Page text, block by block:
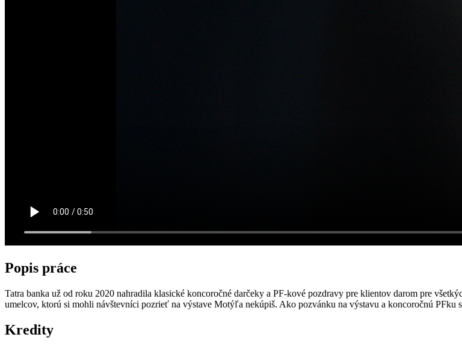
Popis práce
Tatra banka už od roku 2020 nahradila klasické koncoročné darčeky a PF-kové pozdravy pre klientov darom pre
umelcov, ktorú si mohli návštevníci pozrieť na výstave Motýľa nekúpiš. Ako pozvánku na výstavu a koncoročnú PFku
Kredity